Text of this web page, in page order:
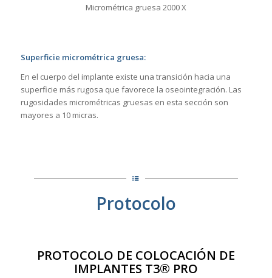
Micrométrica gruesa 2000 X
Superficie micrométrica gruesa:
En el cuerpo del implante existe una transición hacia una
superficie más rugosa que favorece la oseointegración. Las
rugosidades micrométricas gruesas en esta sección son
mayores a 10 micras.
Protocolo
PROTOCOLO DE COLOCACIÓN DE
IMPLANTES T3® PRO